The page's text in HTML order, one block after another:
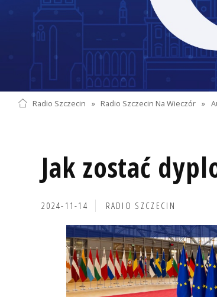
Radio Szczecin » Radio Szczecin Na Wieczór »
Jak zostać
2024-11-14 RADIO SZCZECIN